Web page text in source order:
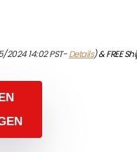
14:02 PST-Details)&FREE